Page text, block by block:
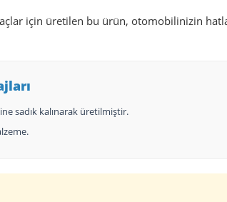
için üretilen bu ürün, otomobilinizin
sadık kalınarak üretilmiştir.